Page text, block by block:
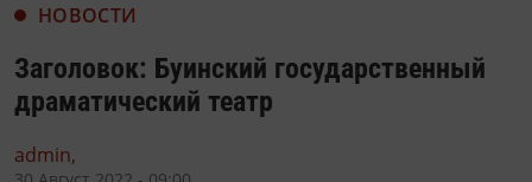
НОВОСТИ
Заголовок: Буинский государственный
драматический театр
admin,